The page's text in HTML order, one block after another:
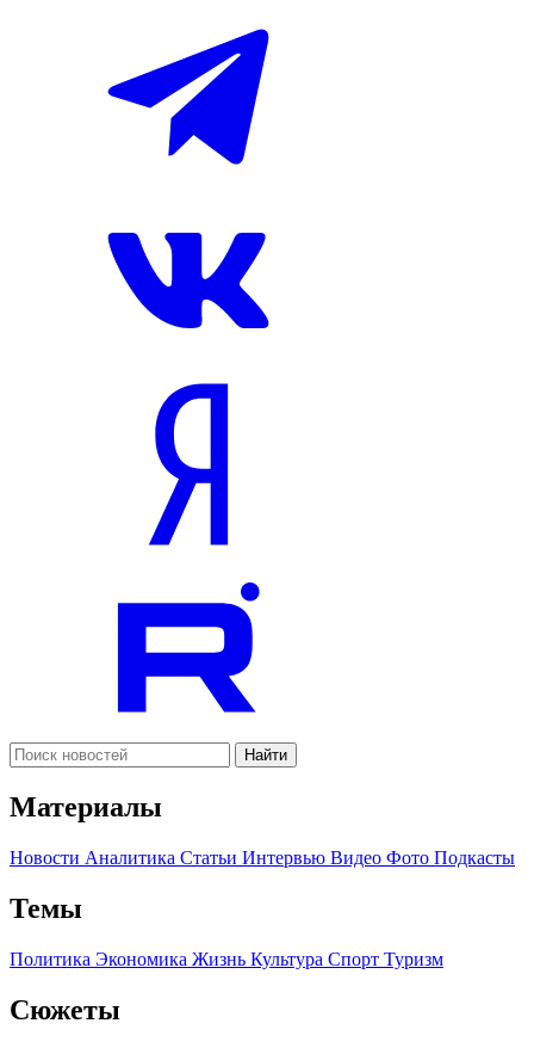
Найти
Материалы
Новости Аналитика Статьи Интервью Видео Фото Подкасты
Темы
Политика Экономика Жизнь Культура Спорт Туризм
Сюжеты